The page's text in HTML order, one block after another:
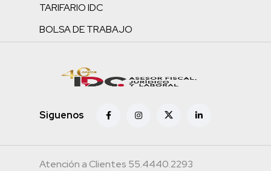
TARIFARIO IDC
BOLSA DE TRABAJO
Siguenos
Atención a Clientes 55.4440.2293